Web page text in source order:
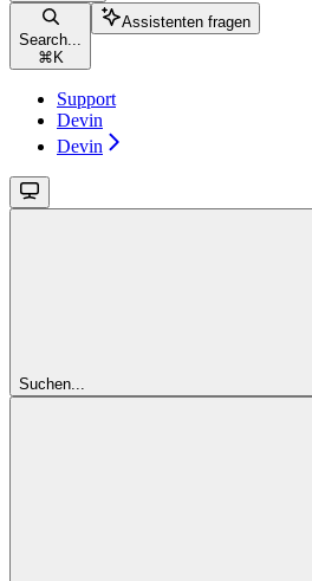
Search...
⌘ K
Assistenten fragen
Support
Devin
Devin
Suchen...